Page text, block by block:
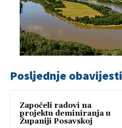
Posljednje obavijesti
Započeli radovi na
projektu deminiranja u
Županiji Posavskoj